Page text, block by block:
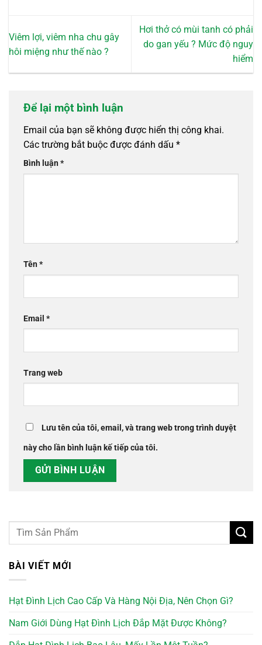
Viêm lợi, viêm nha chu gây
hôi miệng như thế nào ?
Hơi thở có mùi tanh có phải
do gan yếu ? Mức độ nguy
hiểm
Để lại một bình luận
Email của bạn sẽ không được hiển thị công khai.
Các trường bắt buộc được đánh dấu *
Bình luận*
Tên*
Email *
Trang web
Lưu tên của tôi, email, và trang web trong trình duyệt
này cho lần bình luận kế tiếp của tôi.
BÀI VIẾT MỚI
Hạt Đình Lịch Cao Cấp Và Hàng Nội Địa, Nên Chọn Gì?
Nam Giới Dùng Hạt Đình Lịch Đắp Mặt Được Không?